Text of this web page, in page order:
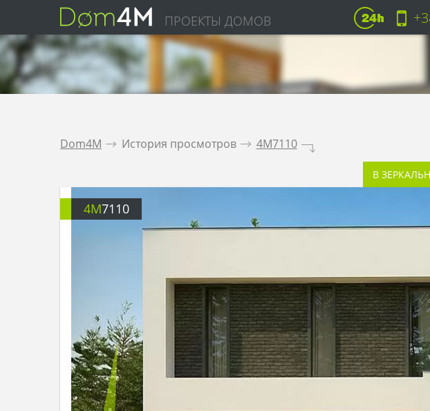
ПРОЕКТЫ ДОМОВ
Dom4M . История просмотров . 4M7110 .
В
4M7110